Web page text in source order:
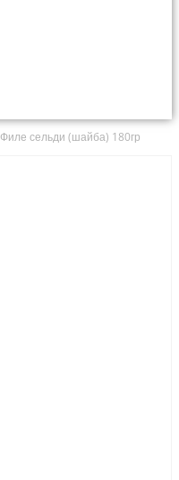
Филе сельди (шайба) 180гр